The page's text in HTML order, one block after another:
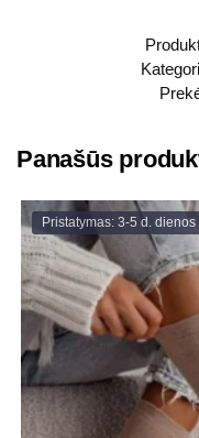
Panašūs
Pristatymas: 3-5 d. dienos